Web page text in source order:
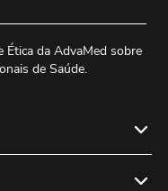
Ética da AdvaMed sobre
de Saúde.